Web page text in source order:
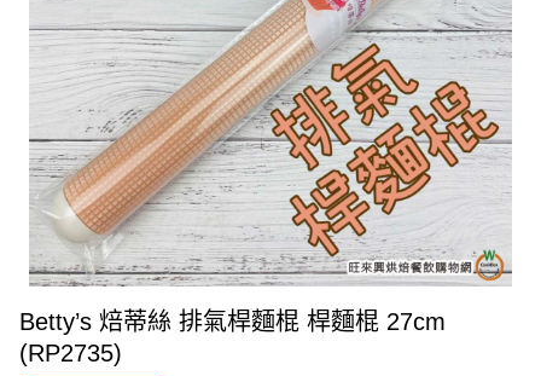
Betty’s 焙蒂絲 排氣桿麵棍 桿麵棍 27cm
(RP2735)